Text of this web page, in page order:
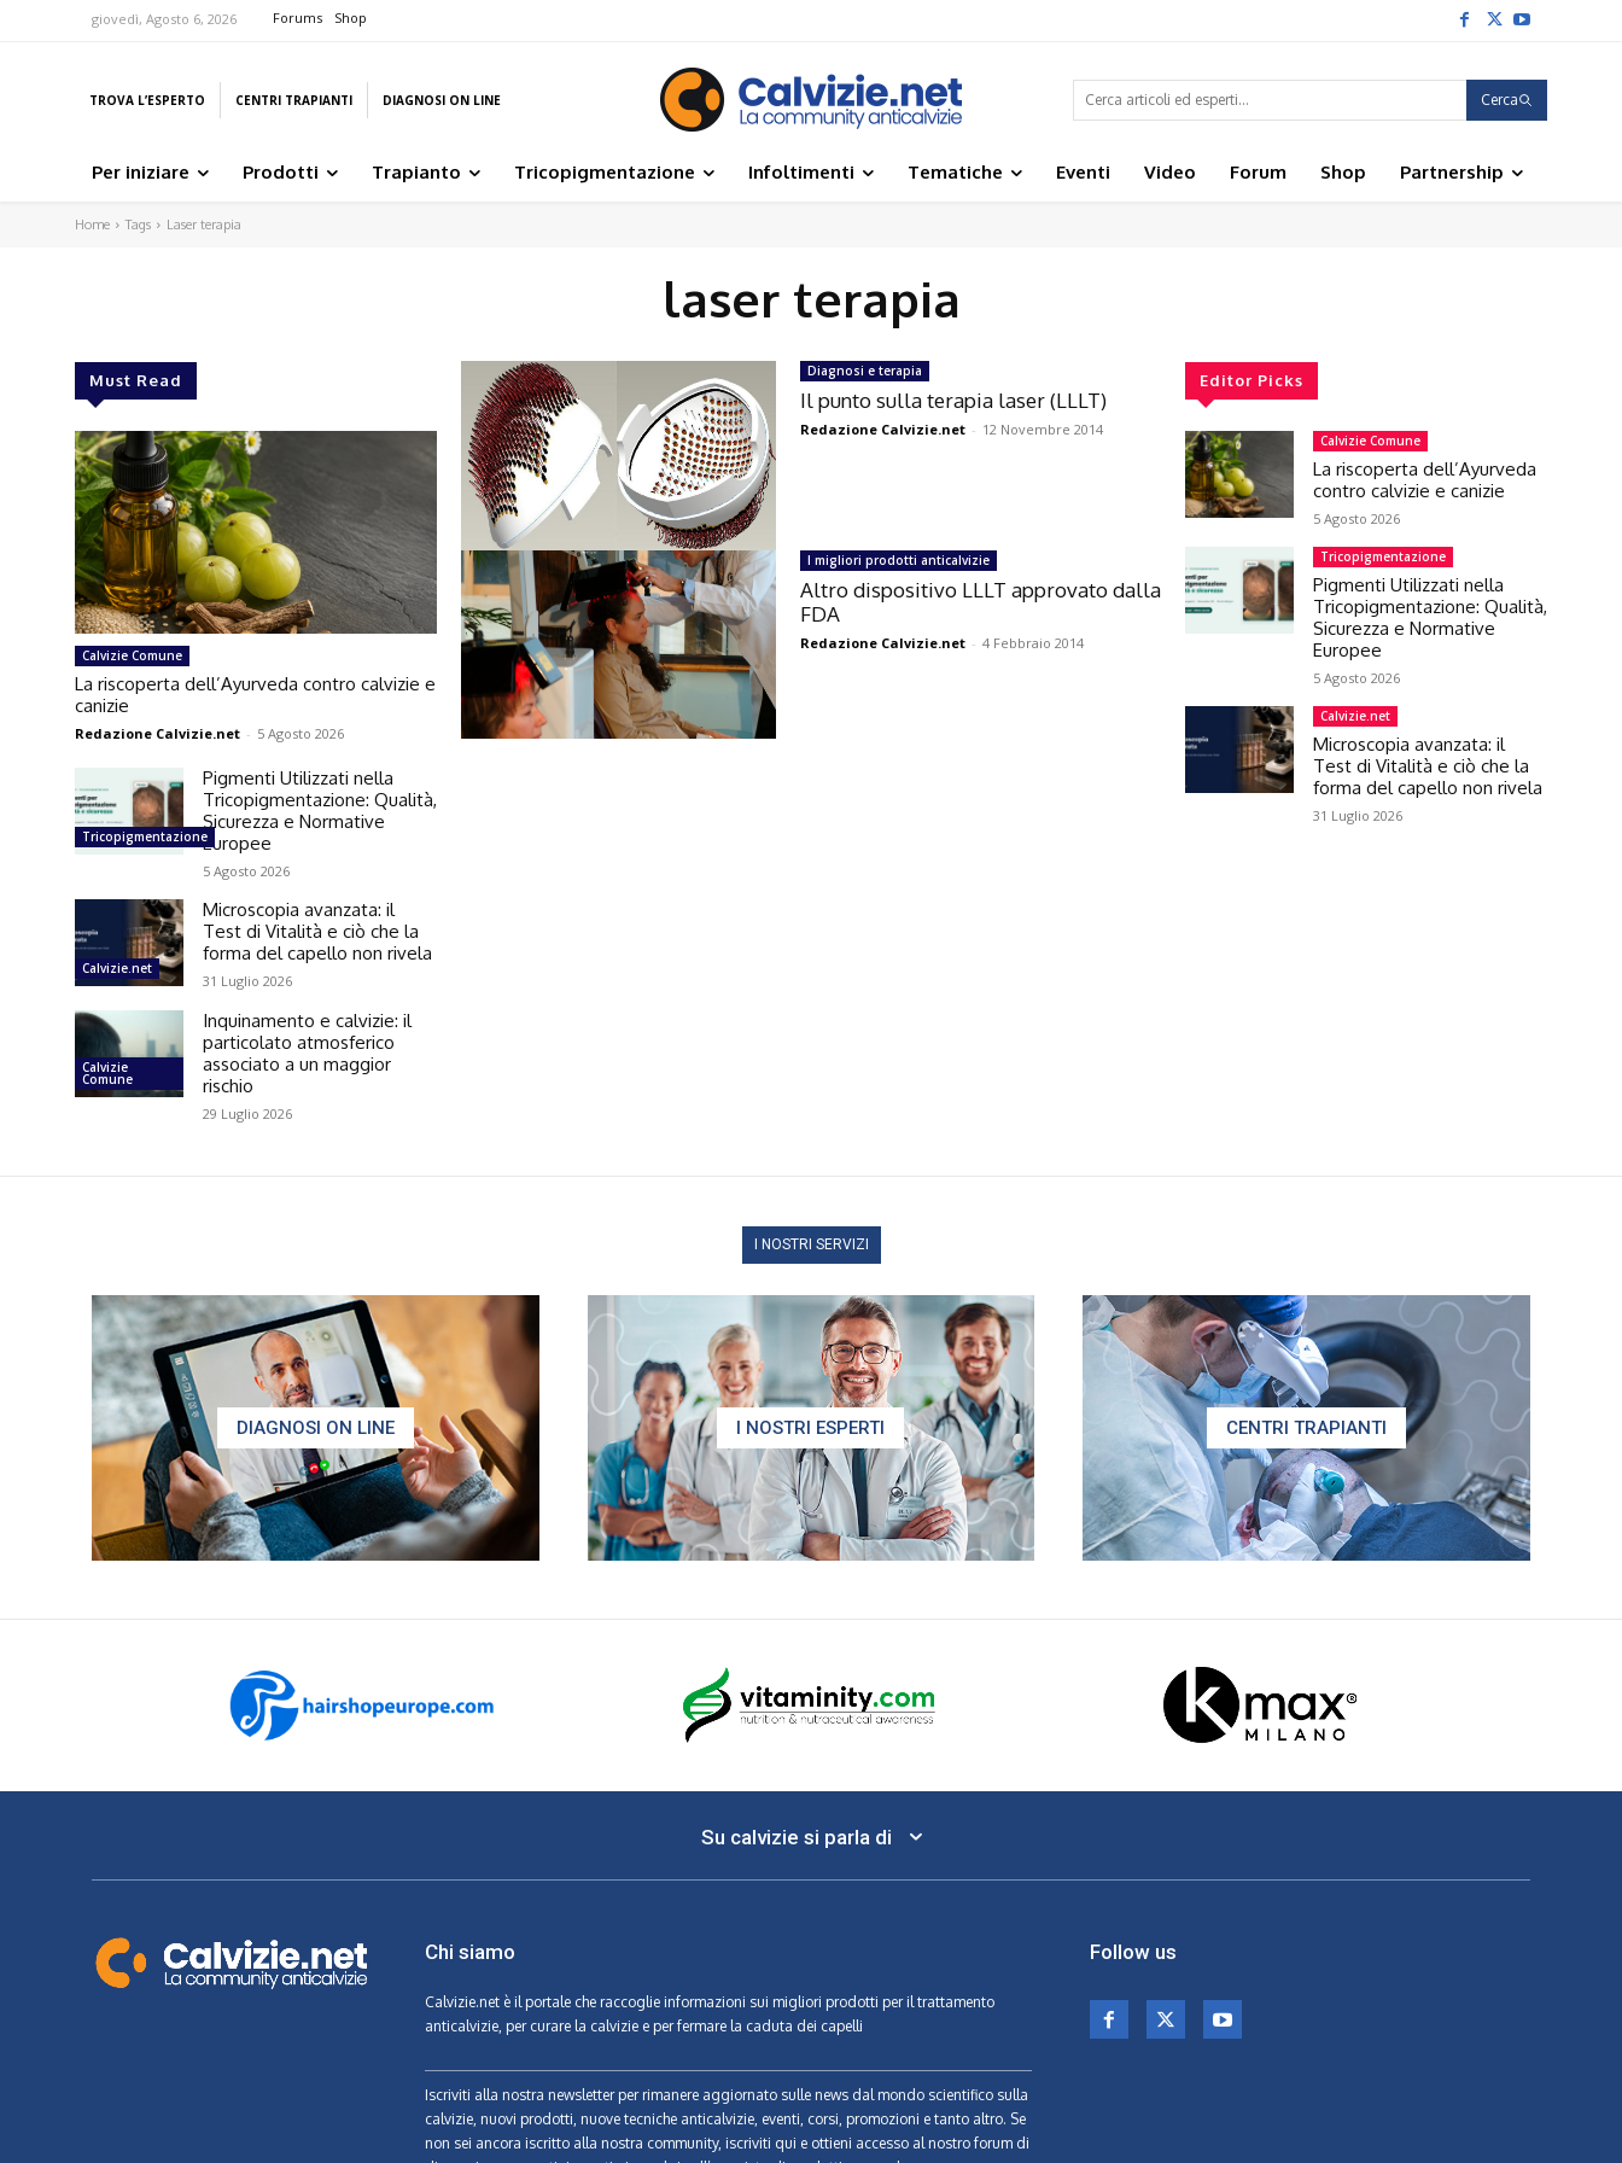
giovedì, Agosto 6, 2026 Forums Shop
TROVA L’ESPERTO CENTRI TRAPIANTI DIAGNOSI ON LINE Cerca
Per iniziare Prodotti Trapianto Tricopigmentazione Infoltimenti Tematiche Eventi Video Forum Shop Partnership
Home Tags Laser terapia
laser terapia
Must Read
Calvizie Comune
La riscoperta dell’Ayurveda contro calvizie e
canizie
Redazione Calvizie.net - 5 Agosto 2026
Tricopigmentazione
Pigmenti Utilizzati nella
Tricopigmentazione: Qualità,
Sicurezza e Normative
Europee
5 Agosto 2026
Calvizie.net
Microscopia avanzata: il
Test di Vitalità e ciò che la
forma del capello non rivela
31 Luglio 2026
Calvizie
Comune
Inquinamento e calvizie: il
particolato atmosferico
associato a un maggior
rischio
29 Luglio 2026
Diagnosi e terapia
Il punto sulla terapia laser (LLLT)
Redazione Calvizie.net - 12 Novembre 2014
I migliori prodotti anticalvizie
Altro dispositivo LLLT approvato dalla
FDA
Redazione Calvizie.net - 4 Febbraio 2014
Editor Picks
Calvizie Comune
La riscoperta dell’Ayurveda
contro calvizie e canizie
5 Agosto 2026
Tricopigmentazione
Pigmenti Utilizzati nella
Tricopigmentazione: Qualità,
Sicurezza e Normative
Europee
5 Agosto 2026
Calvizie.net
Microscopia avanzata: il
Test di Vitalità e ciò che la
forma del capello non rivela
31 Luglio 2026
I NOSTRI SERVIZI
DIAGNOSI ON LINE I NOSTRI ESPERTI CENTRI TRAPIANTI
Su calvizie si parla di
Chi siamo
Calvizie.netè il portale che raccoglie informazioni sui migliori prodotti per il trattamento
anticalvizie, per curare la calvizie e per fermare la caduta dei capelli
Iscriviti alla nostra newsletter per rimanere aggiornato sulle news dal mondo scientifico sulla
calvizie, nuovi prodotti, nuove tecniche anticalvizie, eventi, corsi, promozioni e tanto altro. Se
non sei ancora iscritto alla nostra community, iscriviti qui e ottieni accesso al nostro forum di
Follow us